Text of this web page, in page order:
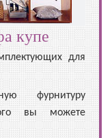
купе
для
фурнитуру
вы можете